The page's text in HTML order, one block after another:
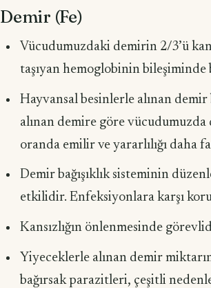
Demir (Fe)
Vücudumuzdaki demirin 2/3’ü
taşıyan hemoglobinin bile­şiminde
Hayvansal besinlerle alınan
alınan demire göre vücudumuzda
oranda emilir ve yararlılığı daha
Demir bağışıklık sisteminin
etkilidir. Enfeksiyonlara karşı
Kansızlığın önlenmesinde
Yiyeceklerle alınan demir
bağırsak parazitleri, çeşit­li